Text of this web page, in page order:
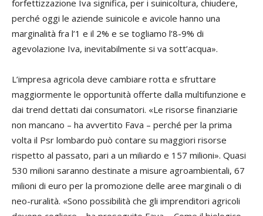
forfettizzazione Iva significa, per i suinicoltura, chiudere,
perché oggi le aziende suinicole e avicole hanno una
marginalità fra l’1 e il 2% e se togliamo l’8-9% di
agevolazione Iva, inevitabilmente si va sott’acqua».
L’impresa agricola deve cambiare rotta e sfruttare
maggiormente le opportunità offerte dalla multifunzione e
dai trend dettati dai consumatori. «Le risorse finanziarie
non mancano – ha avvertito Fava – perché per la prima
volta il Psr lombardo può contare su maggiori risorse
rispetto al passato, pari a un miliardo e 157 milioni». Quasi
530 milioni saranno destinate a misure agroambientali, 67
milioni di euro per la promozione delle aree marginali o di
neo-ruralità. «Sono possibilità che gli imprenditori agricoli